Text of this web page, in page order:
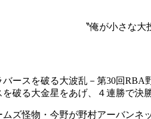
〝俺が小さな
ースを破る大波乱－第30回RBA
破る大金星をあげ、４連勝で
ズ怪物・今野が野村アーバンネ